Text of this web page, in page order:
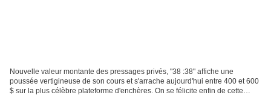
Nouvelle valeur montante des pressages privés, "38 :38" affiche une
poussée vertigineuse de son cours et s'arrache aujourd'hui entre 400 et 600
$ sur la plus célèbre plateforme d'enchères. On se félicite enfin de cette